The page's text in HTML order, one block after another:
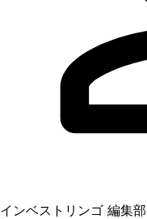
インベストリンゴ 編集